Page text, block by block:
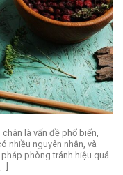
là vấn đề phổ biến,
nhiều nguyên nhân, và
phòng tránh hiệu quả.